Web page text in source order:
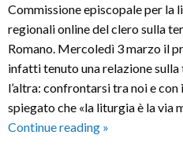
Commissione episcopale per la
regionali online del clero sulla
Romano. Mercoledì 3 marzo il
infatti tenuto una relazione sulla
l’altra: confrontarsi tra noi e con
spiegato che «la liturgia è la via
Continue reading Ritiro
»